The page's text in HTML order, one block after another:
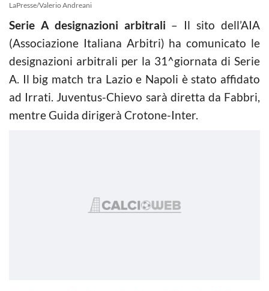
LaPresse/Valerio Andreani
Serie A designazioni arbitrali – Il sito dell’AIA
(Associazione Italiana Arbitri) ha comunicato le
designazioni arbitrali per la 31^giornata di Serie
A. Il big match tra Lazio e Napoli è stato affidato
ad Irrati. Juventus-Chievo sarà diretta da Fabbri,
mentre Guida dirigerà Crotone-Inter.